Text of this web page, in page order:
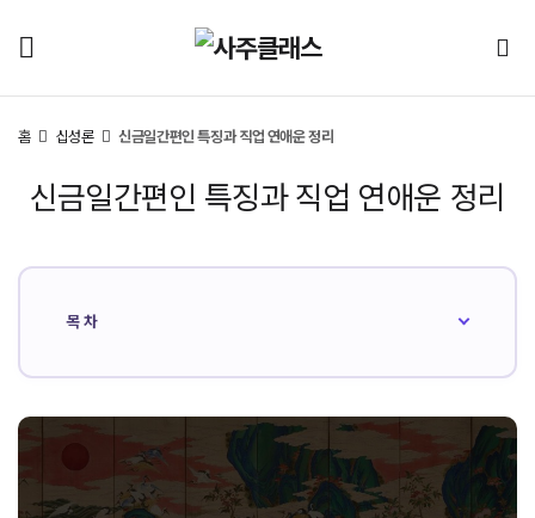
홈 십성론 신금일간편인 특징과 직업 연애운 정리
신금일간편인 특징과 직업 연애운 정리
목차